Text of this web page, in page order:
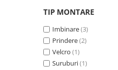
Portocaliu (2)
Roz(7)
Transparent
Verde (2)
Lycra (1)
Metal(1)
Neopren (2)
PVC(29)
Piele ecologica
TIP MONTARE
Imbinare(3)
Prindere(2)
Velcro (1)
Suruburi(1)